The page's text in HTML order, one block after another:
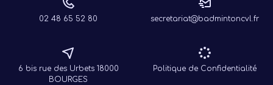
02 48 65 52 80 secretariat@badmintoncvl.fr
6 bis rue des Urbets 18000
BOURGES
Politique de Confidentialité